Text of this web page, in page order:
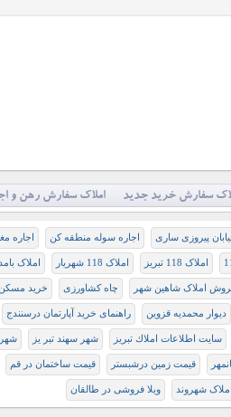
سفارش خرید جدید املاک سفارش رهن و
پیروزی ساری اجاره سوله منطقه کن اجاره
املاک 118 تبریز املاک 118 شهریار املاک
املاک شاهین شهر چاه کشاورزی خريد مسكن
دیوار محمدیه قزوین راهنمای خرید آپارتمان درسنندج
سايت اطلاعات املاك تبريز شهر سهند تبر یز
قیمت زمین درشبستر قیمت ساختمان در قم
شهروند ویلا فروشی در طالقان